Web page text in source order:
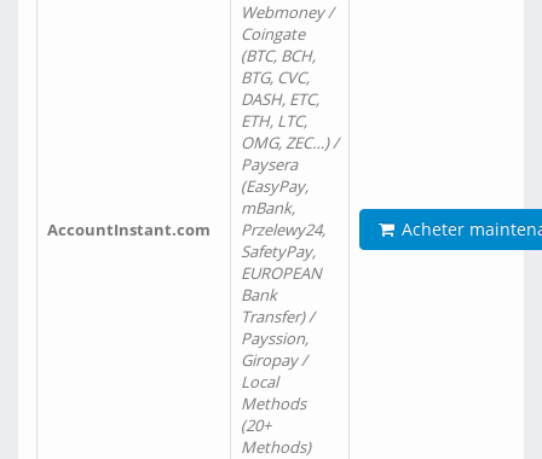
AccountInstant.com
Webmoney /
Coingate
(BTC, BCH,
BTG, CVC,
DASH, ETC,
ETH, LTC,
OMG, ZEC…) /
Paysera
(EasyPay,
mBank,
Przelewy24,
SafetyPay,
EUROPEAN
Bank
Transfer) /
Payssion,
Giropay /
Local
Methods
(20+
Methods)
Acheter